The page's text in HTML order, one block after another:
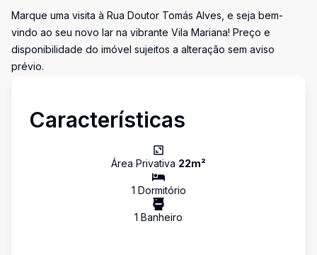
Marque uma visita à Rua Doutor Tomás Alves, e seja bem-
vindo ao seu novo lar na vibrante Vila Mariana! Preço e
disponibilidade do imóvel sujeitos a alteração sem aviso
prévio.
Características
Área Privativa 22m²
1 Dormitório
1 Banheiro